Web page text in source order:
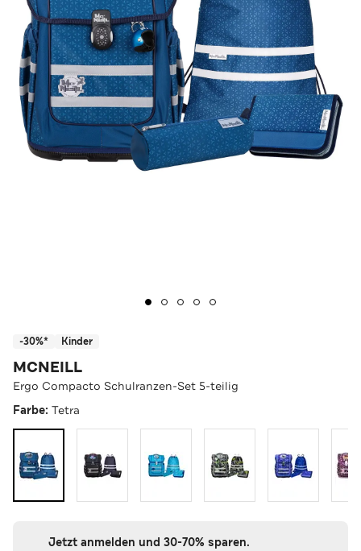
-30%* Kinder
MCNEILL
Ergo Compacto Schulranzen-Set 5-teilig
Farbe: Tetra
Jetzt anmelden und 30-70% sparen.